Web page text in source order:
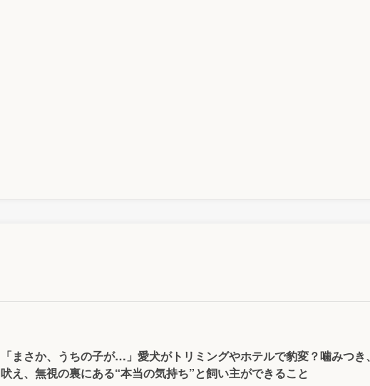
「まさか、うちの子が…」愛犬がトリミングやホテルで豹変？噛みつき、
吠え、無視の裏にある“本当の気持ち”と飼い主ができること